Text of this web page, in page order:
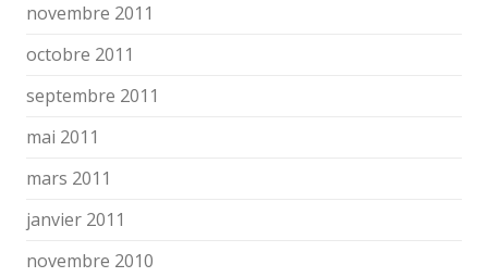
novembre 2011
octobre 2011
septembre 2011
mai 2011
mars 2011
janvier 2011
novembre 2010